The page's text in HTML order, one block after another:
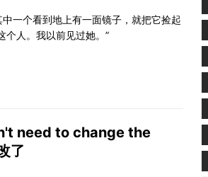
一个看到地上有一面镜子，就把它捡起
个人。我以前见过她。”
need to change the
了